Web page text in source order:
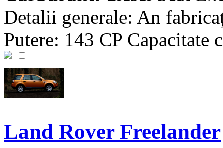
Detalii generale: An
Putere: 143 CP
Land Rover Freelander